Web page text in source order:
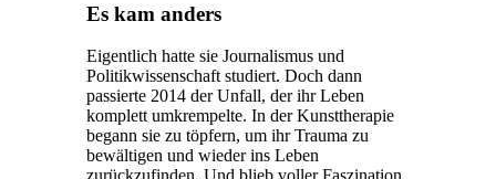
Es kam anders
Eigentlich hatte sie Journalismus und
Politikwissenschaft studiert. Doch dann
passierte 2014 der Unfall, der ihr Leben
komplett umkrempelte. In der Kunsttherapie
begann sie zu töpfern, um ihr Trauma zu
bewältigen und wieder ins Leben